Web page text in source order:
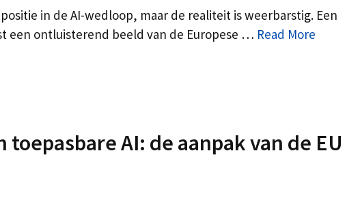
in de AI-wedloop, maar de realiteit is weerbarstig. Een
een ontluisterend beeld van de Europese … Read More
AI: de aanpak van de EU